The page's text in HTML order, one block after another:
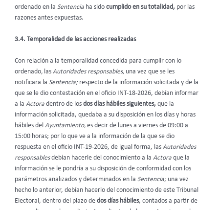
ordenado en la Sentencia ha sido cumplido en su totalidad, por las
razones antes expuestas.
3.4. Temporalidad de las acciones realizadas
Con relación a la temporalidad concedida para cumplir con lo
ordenado, las Autoridades responsables, una vez que se les
notificara la Sentencia; respecto de la información solicitada y de la
que se le dio contestación en el oficio INT-18-2026, debían informar
a la Actora dentro de los dos días hábiles siguientes, que la
información solicitada, quedaba a su disposición en los días y horas
hábiles del Ayuntamiento, es decir de lunes a viernes de 09:00 a
15:00 horas; por lo que ve a la información de la que se dio
respuesta en el oficio INT-19-2026, de igual forma, las Autoridades
responsablesdebían hacerle del conocimiento a la Actora que la
información se le pondría a su disposición de conformidad con los
parámetros analizados y determinados en la Sentencia; una vez
hecho lo anterior, debían hacerlo del conocimiento de este Tribunal
Electoral, dentro del plazo de dos días hábiles, contados a partir de